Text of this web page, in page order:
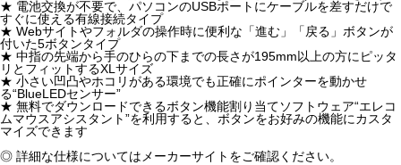
★ 電池交換が不要で、パソコンのUSBポートにケーブルを差すだけで
すぐに使える有線接続タイプ
★ Webサイトやフォルダの操作時に便利な「進む」「戻る」ボタンが
付いた5ボタンタイプ
★ 中指の先端から手のひらの下までの長さが195mm以上の方にピッタ
リとフィットするXLサイズ
★ 小さい凹凸やホコリがある環境でも正確にポインターを動かせ
る“BlueLEDセンサー”
★ 無料でダウンロードできるボタン機能割り当てソフトウェア“エレコ
ムマウスアシスタント”を利用すると、ボタンをお好みの機能にカスタ
マイズできます
◎ 詳細な仕様についてはメーカーサイトをご確認ください。